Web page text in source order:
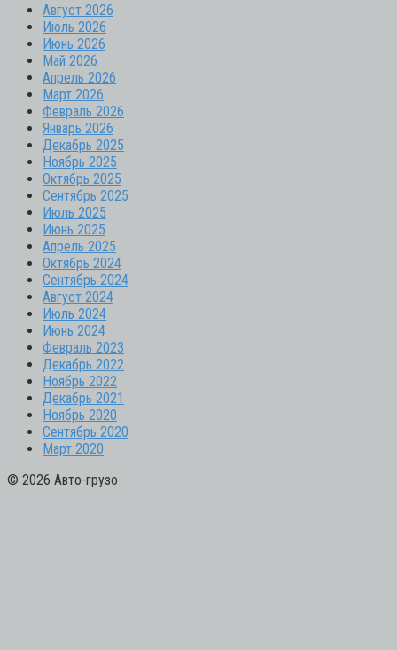
Август 2026
Июль 2026
Июнь 2026
Май 2026
Апрель 2026
Март 2026
Февраль 2026
Январь 2026
Декабрь 2025
Ноябрь 2025
Октябрь 2025
Сентябрь 2025
Июль 2025
Июнь 2025
Апрель 2025
Октябрь 2024
Сентябрь 2024
Август 2024
Июль 2024
Июнь 2024
Февраль 2023
Декабрь 2022
Ноябрь 2022
Декабрь 2021
Ноябрь 2020
Сентябрь 2020
Март 2020
© 2026 Авто-грузо